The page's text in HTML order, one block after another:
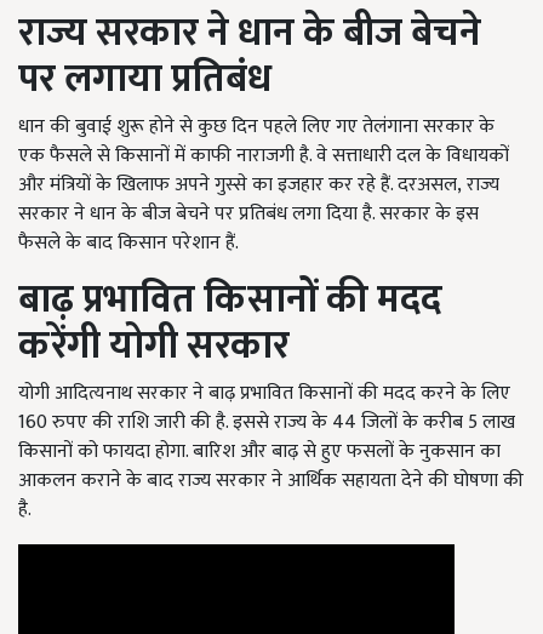
राज्य सरकार ने धान के बीज बेचने
पर लगाया प्रतिबंध
धान की बुवाई शुरू होने से कुछ दिन पहले लिए गए तेलंगाना सरकार के
एक फैसले से किसानों में काफी नाराजगी है. वे सत्ताधारी दल के विधायकों
और मंत्रियों के खिलाफ अपने गुस्से का इजहार कर रहे हैं. दरअसल, राज्य
सरकार ने धान के बीज बेचने पर प्रतिबंध लगा दिया है. सरकार के इस
फैसले के बाद किसान परेशान हैं.
बाढ़ प्रभावित किसानों की मदद
करेंगी योगी सरकार
योगी आदित्यनाथ सरकार ने बाढ़ प्रभावित किसानों की मदद करने के लिए
160रुपए की राशि जारी की है. इससे राज्य के44जिलों के करीब5लाख
किसानों को फायदा होगा. बारिश और बाढ़ से हुए फसलों के नुकसान का
आकलन कराने के बाद राज्य सरकार ने आर्थिक सहायता देने की घोषणा की
है.